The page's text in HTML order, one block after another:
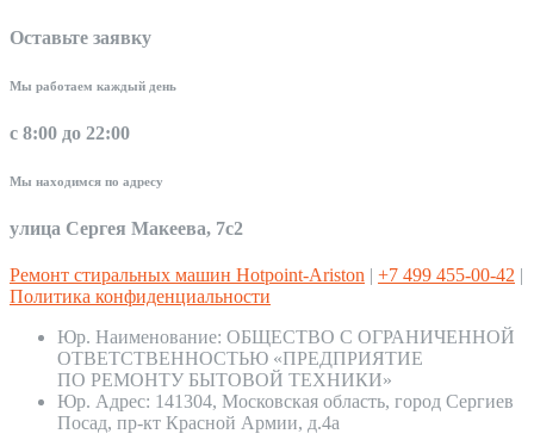
Оставьте заявку
Мы работаем каждый день
с 8:00 до 22:00
Мы находимся по адресу
улица Сергея Макеева, 7с2
Ремонт стиральных машин Hotpoint-Ariston | +7 499 455-00-42 |
Политика конфиденциальности
Юр. Наименование: ОБЩЕСТВО С ОГРАНИЧЕННОЙ
ОТВЕТСТВЕННОСТЬЮ «ПРЕДПРИЯТИЕ
ПО РЕМОНТУ БЫТОВОЙ ТЕХНИКИ»
Юр. Адрес: 141304, Московская область, город Сергиев
Посад, пр-кт Красной Армии, д.4а